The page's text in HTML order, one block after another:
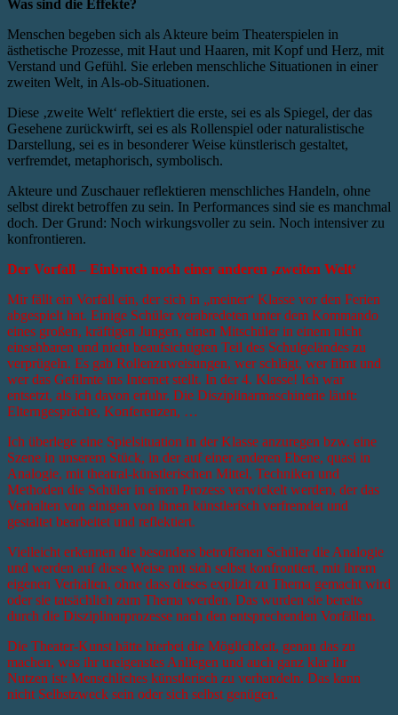
Was sind die Effekte?
Menschen begeben sich als Akteure beim Theaterspielen in
ästhetische Prozesse, mit Haut und Haaren, mit Kopf und Herz, mit
Verstand und Gefühl. Sie erleben menschliche Situationen in einer
zweiten Welt, in Als-ob-Situationen.
Diese ‚zweite Welt‘ reflektiert die erste, sei es als Spiegel, der das
Gesehene zurückwirft, sei es als Rollenspiel oder naturalistische
Darstellung, sei es in besonderer Weise künstlerisch gestaltet,
verfremdet, metaphorisch, symbolisch.
Akteure und Zuschauer reflektieren menschliches Handeln, ohne
selbst direkt betroffen zu sein. In Performances sind sie es manchmal
doch. Der Grund: Noch wirkungsvoller zu sein. Noch intensiver zu
konfrontieren.
Der Vorfall – Einbruch noch einer anderen ‚zweiten Welt‘
Mir fällt ein Vorfall ein, der sich in „meiner“ Klasse vor den Ferien
abgespielt hat. Einige Schüler verabredeten unter dem Kommando
eines großen, kräftigen Jungen, einen Mitschüler in einem nicht
einsehbaren und nicht beaufsichtigten Teil des Schulgeländes zu
verprügeln. Es gab Rollenzuweisungen, wer schlägt, wer filmt und
wer das Gefilmte ins Internet stellt. In der 4. Klasse! Ich war
entsetzt, als ich davon erfuhr. Die Disziplinarmaschinerie läuft:
Elterngespräche, Konferenzen, …
Ich überlege eine Spielsituation in der Klasse anzuregen bzw. eine
Szene in unserem Stück, in der auf einer anderen Ebene, quasi in
Analogie, mit theatral-künstlerischen Mittel, Techniken und
Methoden die Schüler in einen Prozess verwickelt werden, der das
Verhalten von einigen von ihnen künstlerisch verfremdet und
gestaltet bearbeitet und reflektiert.
Vielleicht erkennen die besonders betroffenen Schüler die Analogie
und werden auf diese Weise mit sich selbst konfrontiert, mit ihrem
eigenen Verhalten, ohne dass dieses explizit zu Thema gemacht wird
oder sie tatsächlich zum Thema werden. Das wurden sie bereits
durch die Disziplinarprozesse nach den entsprechenden Vorfällen.
Die Theater-Kunst hätte hierbei die Möglichkeit, genau das zu
machen, was ihr ureigenstes Anliegen und auch ganz klar ihr
Nutzen ist: Menschliches künstlerisch zu verhandeln. Das kann
nicht Selbstzweck sein oder sich selbst genügen.